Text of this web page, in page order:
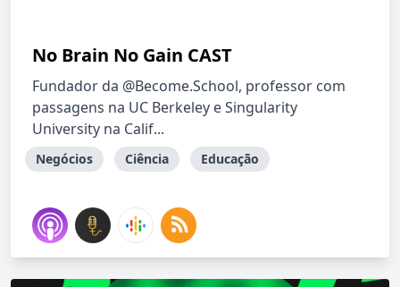
No Brain No Gain CAST
Fundador da @Become.School, professor com
passagens na UC Berkeley e Singularity
University na Calif...
Negócios Ciência Educação